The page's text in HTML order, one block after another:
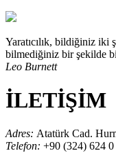
Yaratıcılık, bildiğiniz iki
bilmediğiniz bir şekilde
Leo Burnett
İLETİŞİM
Adres: Atatürk Cad.
Telefon: +90 (324) 624 0